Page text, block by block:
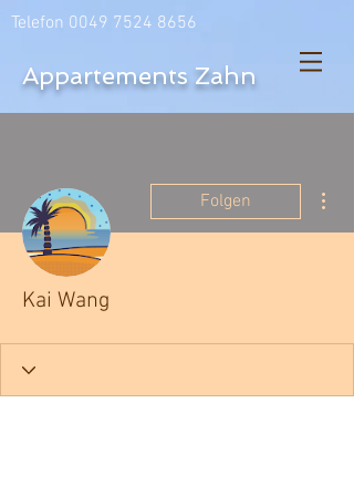
Appartements Zahn
Telefon 0049 7524 8656
Folgen
Kai Wang